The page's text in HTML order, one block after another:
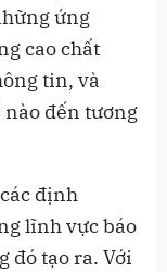
ứng
cao chất
tin, và
đến tương
định
lĩnh vực báo
đó tạo ra. Với